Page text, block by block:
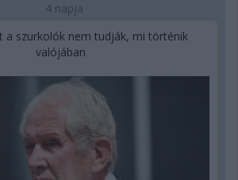
4 napja
a szurkolók nem tudják, mi történik
valójában